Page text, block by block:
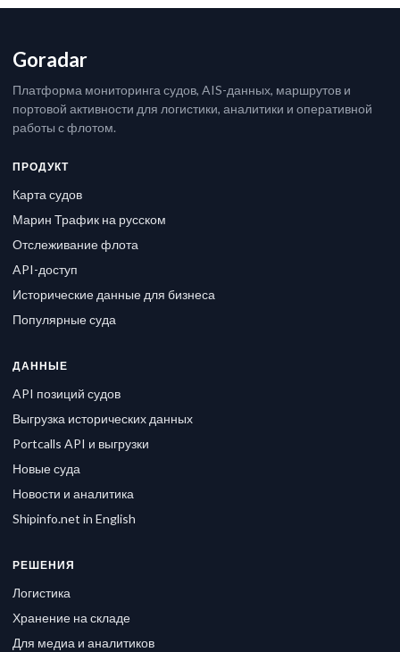
Goradar
Платформа мониторинга судов, AIS-данных, маршрутов и
портовой активности для логистики, аналитики и оперативной
работы с флотом.
ПРОДУКТ
Карта судов
Марин Трафик на русском
Отслеживание флота
API-доступ
Исторические данные для бизнеса
Популярные суда
ДАННЫЕ
API позиций судов
Выгрузка исторических данных
Portcalls API и выгрузки
Новые суда
Новости и аналитика
Shipinfo.net in English
РЕШЕНИЯ
Логистика
Хранение на складе
Для медиа и аналитиков